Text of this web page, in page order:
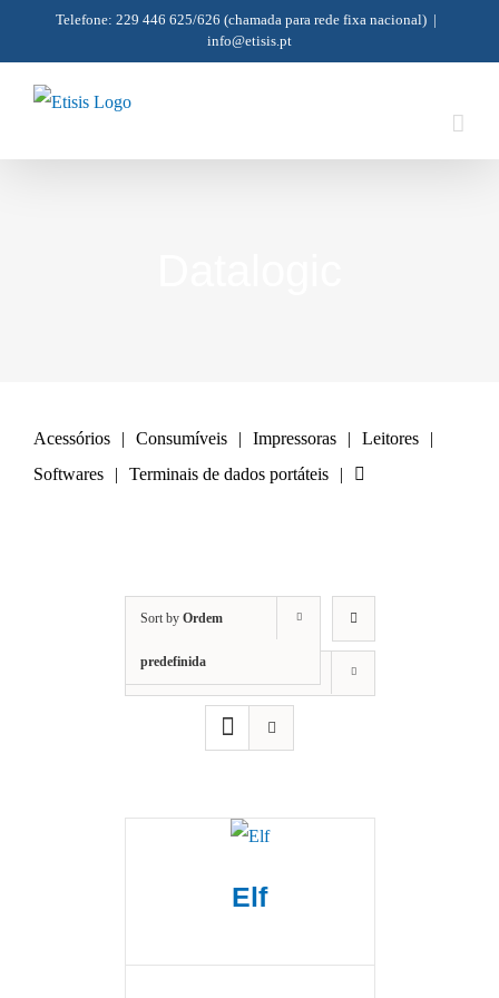
content
Telefone: 229 446 625/626 (chamada para rede fixa nacional) |
info@etisis.pt
Acessórios Consumíveis Impressoras
Leitores
Softwares
Terminais de dados portáteis
Sort by Ordem
predefinida
Show
Elf